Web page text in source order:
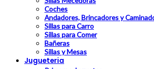
Coches
Andadores, Brincadores y
Sillas para Carro
Sillas para Comer
Bañeras
Sillas y Mesas
Jugueteria